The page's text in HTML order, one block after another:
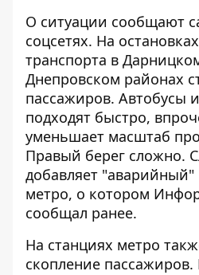
О ситуации сообщают
соцсетях. На
транспорта в
Днепровском районах
пассажиров. Автобусы
подходят быстро,
уменьшает масштаб
Правый берег сложно.
добавляет
метро, ​​о котором
сообщал ранее.
На станциях метро
скопление